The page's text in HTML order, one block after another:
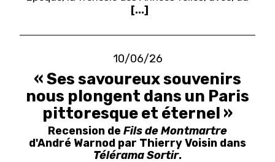
[...]
10/06/26
« Ses savoureux souvenirs
nous plongent dans un Paris
pittoresque et éternel »
Recension deFils de Montmartre
d'André Warnod par Thierry Voisin dans
Télérama Sortir.